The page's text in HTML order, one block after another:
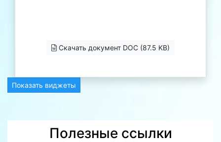
Скачать документ DOC (87.5 KB)
Показать виджеты
Полезные ссылки